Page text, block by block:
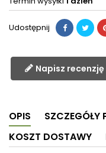
Udostępnij
Napisz recenzję
OPIS
SZCZEGÓŁY
KOSZT DOSTAWY